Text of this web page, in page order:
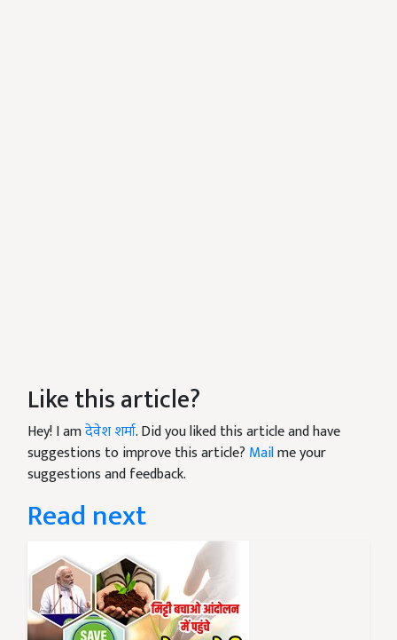
Like this article?
Hey! I amदेवेश शर्मा. Did you liked this article and have
suggestions to improve this article? Mailme your
suggestions and feedback.
Read next